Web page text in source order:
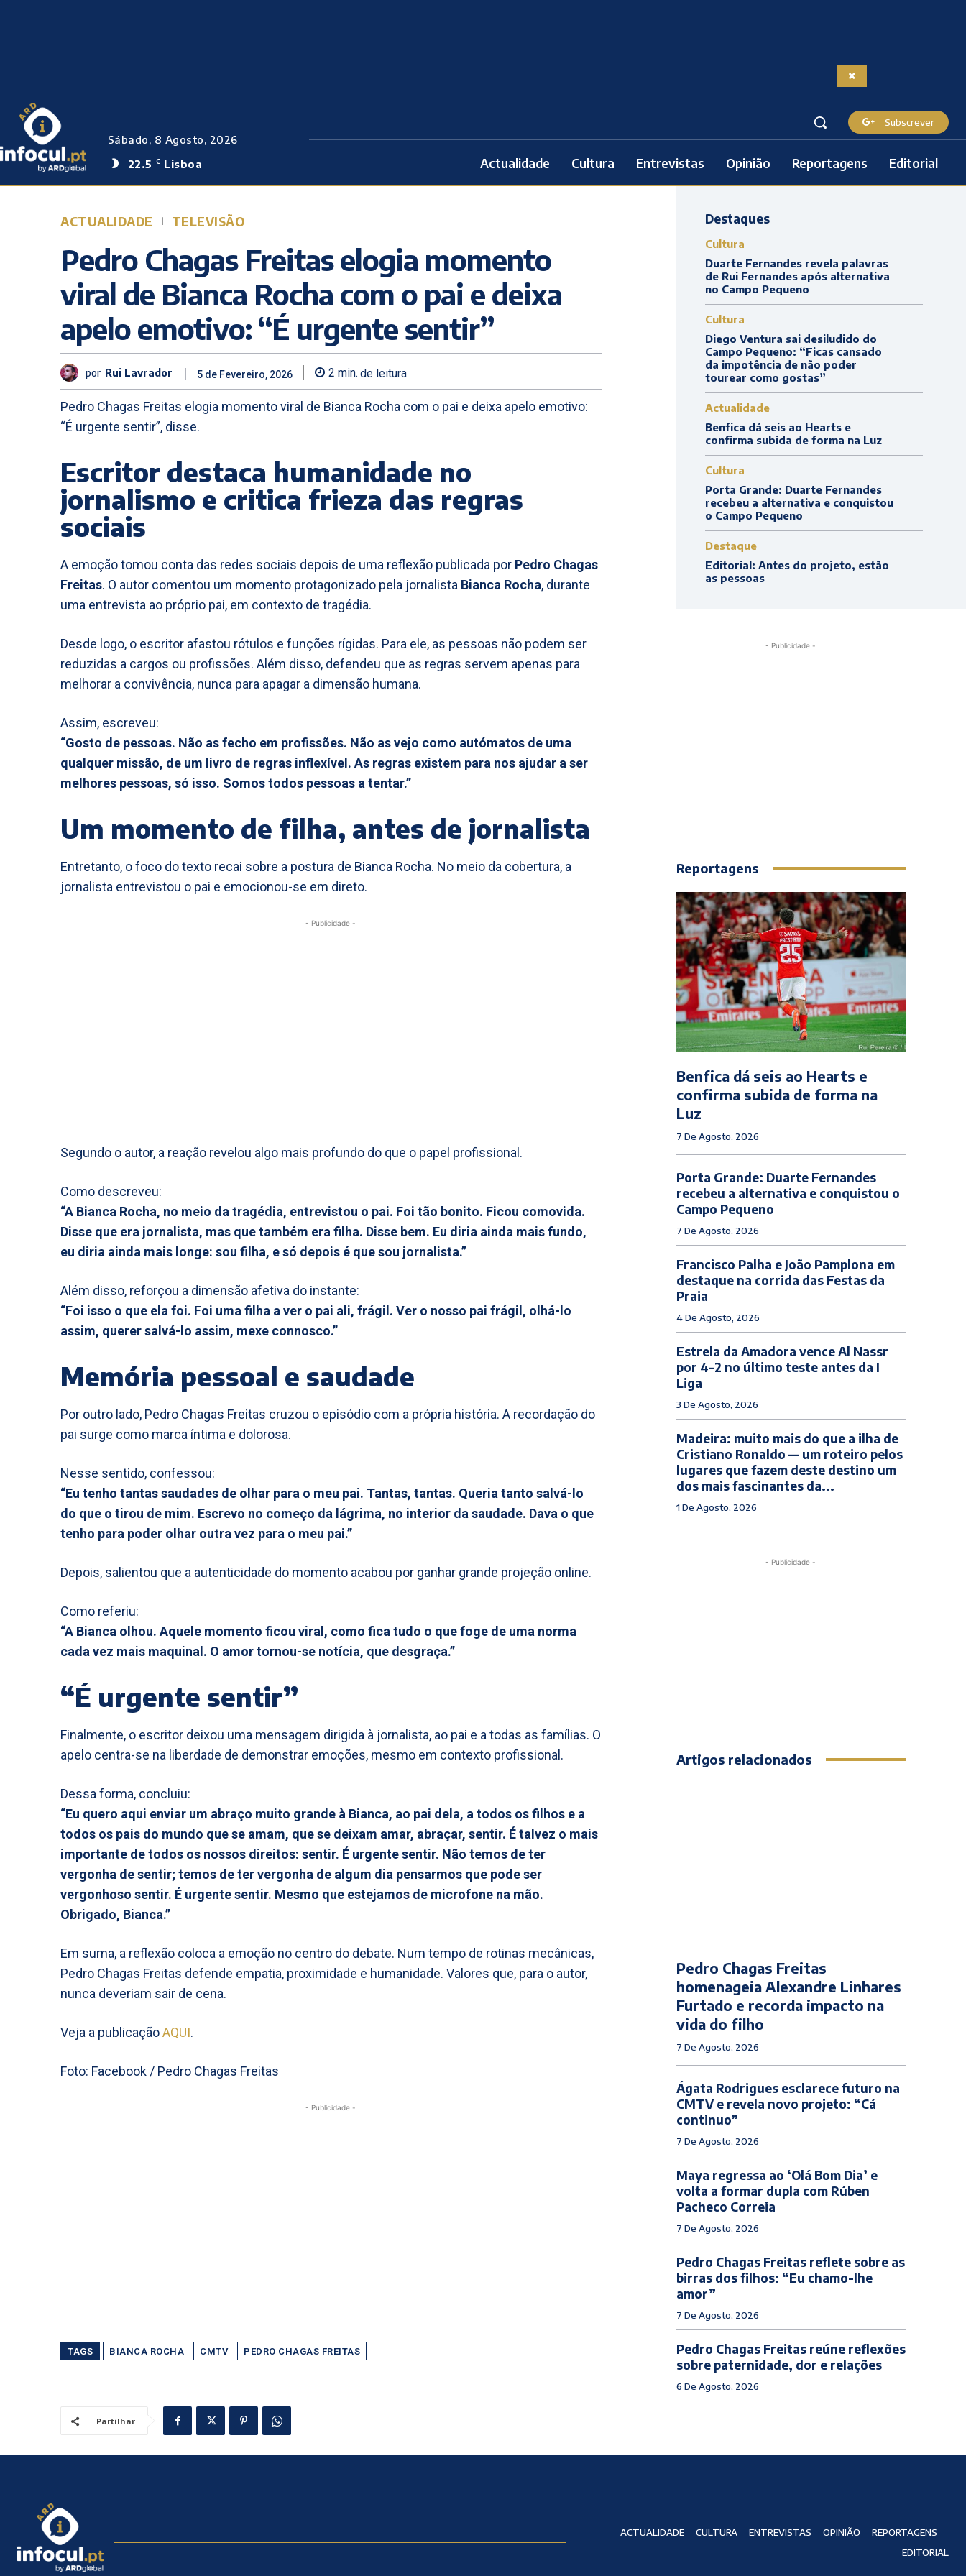
Sábado, 8 Agosto, 2026
22.5
C Lisboa
Subscrever
Actualidade Cultura Entrevistas Opinião Reportagens Editorial
ACTUALIDADE TELEVISÃO
Pedro Chagas Freitas elogia momento
viral de Bianca Rocha com o pai e deixa
apelo emotivo: “É urgente sentir”
por Rui Lavrador 5 de Fevereiro, 2026 2 min. de leitura
Pedro Chagas Freitas elogia momento viral de Bianca Rocha com o pai e deixa apelo emotivo:
“É urgente sentir”, disse.
Escritor destaca humanidade no
jornalismo e critica frieza das regras
sociais
A emoção tomou conta das redes sociais depois de uma reflexão publicada por Pedro Chagas
Freitas. O autor comentou um momento protagonizado pela jornalista Bianca Rocha, durante
uma entrevista ao próprio pai, em contexto de tragédia.
Desde logo, o escritor afastou rótulos e funções rígidas. Para ele, as pessoas não podem ser
reduzidas a cargos ou profissões. Além disso, defendeu que as regras servem apenas para
melhorar a convivência, nunca para apagar a dimensão humana.
Assim, escreveu:
“Gosto de pessoas. Não as fecho em profissões. Não as vejo como autómatos de uma
qualquer missão, de um livro de regras inflexível. As regras existem para nos ajudar a ser
melhores pessoas, só isso. Somos todos pessoas a tentar.”
Um momento de filha, antes de jornalista
Entretanto, o foco do texto recai sobre a postura de Bianca Rocha. No meio da cobertura, a
jornalista entrevistou o pai e emocionou-se em direto.
- Publicidade -
Segundo o autor, a reação revelou algo mais profundo do que o papel profissional.
Como descreveu:
“A Bianca Rocha, no meio da tragédia, entrevistou o pai. Foi tão bonito. Ficou comovida.
Disse que era jornalista, mas que também era filha. Disse bem. Eu diria ainda mais fundo,
eu diria ainda mais longe: sou filha, e só depois é que sou jornalista.”
Além disso, reforçou a dimensão afetiva do instante:
“Foi isso o que ela foi. Foi uma filha a ver o pai ali, frágil. Ver o nosso pai frágil, olhá-lo
assim, querer salvá-lo assim, mexe connosco.”
Memória pessoal e saudade
Por outro lado, Pedro Chagas Freitas cruzou o episódio com a própria história. A recordação do
pai surge como marca íntima e dolorosa.
Nesse sentido, confessou:
“Eu tenho tantas saudades de olhar para o meu pai. Tantas, tantas. Queria tanto salvá-lo
do que o tirou de mim. Escrevo no começo da lágrima, no interior da saudade. Dava o que
tenho para poder olhar outra vez para o meu pai.”
Depois, salientou que a autenticidade do momento acabou por ganhar grande projeção online.
Como referiu:
“A Bianca olhou. Aquele momento ficou viral, como fica tudo o que foge de uma norma
cada vez mais maquinal. O amor tornou-se notícia, que desgraça.”
“É urgente sentir”
Finalmente, o escritor deixou uma mensagem dirigida à jornalista, ao pai e a todas as famílias. O
apelo centra-se na liberdade de demonstrar emoções, mesmo em contexto profissional.
Dessa forma, concluiu:
“Eu quero aqui enviar um abraço muito grande à Bianca, ao pai dela, a todos os filhos e a
todos os pais do mundo que se amam, que se deixam amar, abraçar, sentir. É talvez o mais
importante de todos os nossos direitos: sentir. É urgente sentir. Não temos de ter
vergonha de sentir; temos de ter vergonha de algum dia pensarmos que pode ser
vergonhoso sentir. É urgente sentir. Mesmo que estejamos de microfone na mão.
Obrigado, Bianca.”
Em suma, a reflexão coloca a emoção no centro do debate. Num tempo de rotinas mecânicas,
Pedro Chagas Freitas defende empatia, proximidade e humanidade. Valores que, para o autor,
nunca deveriam sair de cena.
Veja a publicaçãoAQUI.
Foto: Facebook / Pedro Chagas Freitas
- Publicidade -
TAGS BIANCA ROCHA CMTV PEDRO CHAGAS FREITAS
Partilhar
Destaques
Cultura
Duarte Fernandes revela palavras
de Rui Fernandes após alternativa
no Campo Pequeno
Cultura
Diego Ventura sai desiludido do
Campo Pequeno: “Ficas cansado
da impotência de não poder
tourear como gostas”
Actualidade
Benfica dá seis ao Hearts e
confirma subida de forma na Luz
Cultura
Porta Grande: Duarte Fernandes
recebeu a alternativa e conquistou
o Campo Pequeno
Destaque
Editorial: Antes do projeto, estão
as pessoas
- Publicidade -
Reportagens
Benfica dá seis ao Hearts e
confirma subida de forma na
Luz
7 De Agosto, 2026
Porta Grande: Duarte Fernandes
recebeu a alternativa e conquistou o
Campo Pequeno
7 De Agosto, 2026
Francisco Palha e João Pamplona em
destaque na corrida das Festas da
Praia
4 De Agosto, 2026
Estrela da Amadora vence Al Nassr
por 4-2 no último teste antes da I
Liga
3 De Agosto, 2026
Madeira: muito mais do que a ilha de
Cristiano Ronaldo — um roteiro pelos
lugares que fazem deste destino um
dos mais fascinantes da...
1 De Agosto, 2026
- Publicidade -
Artigos relacionados
Pedro Chagas Freitas
homenageia Alexandre Linhares
Furtado e recorda impacto na
vida do filho
7 De Agosto, 2026
Ágata Rodrigues esclarece futuro na
CMTV e revela novo projeto: “Cá
continuo”
7 De Agosto, 2026
Maya regressa ao ‘Olá Bom Dia’ e
volta a formar dupla com Rúben
Pacheco Correia
7 De Agosto, 2026
Pedro Chagas Freitas reflete sobre as
birras dos filhos: “Eu chamo-lhe
amor”
7 De Agosto, 2026
Pedro Chagas Freitas reúne reflexões
sobre paternidade, dor e relações
6 De Agosto, 2026
ACTUALIDADE CULTURA ENTREVISTAS OPINIÃO
REPORTAGENS
EDITORIAL